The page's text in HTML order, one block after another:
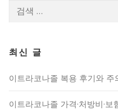
최신 글
이트라코나졸 복용 후기와
이트라코나졸 가격·처방비·보